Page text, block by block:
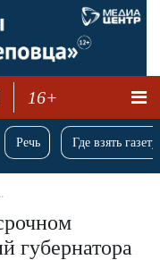
16+
Речь Где взять
губернатора